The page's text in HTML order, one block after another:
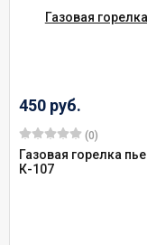
450 руб.
(0)
Газовая горелка
К-107